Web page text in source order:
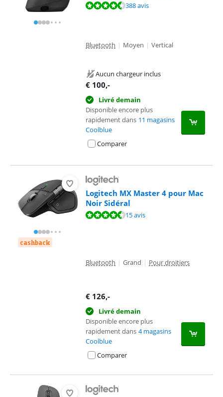
La note est de 9,2 sur 10, basée sur 388 avis.
388 avis
Bluetooth | Moyen | Vertical
Aucun chargeur inclus
€ 100,-
Livré demain
Disponible encore plus
rapidement dans 11 magasins
Coolblue
Comparer
cashback
Logitech MX Master 4 pour Mac
Noir Sidéral
La note est de 8,5 sur 10, basée sur 15 avis.15 avis
Bluetooth | Grand | Pour droitiers
€ 126,-
Livré demain
Disponible encore plus
rapidement dans 4 magasins
Coolblue
Comparer